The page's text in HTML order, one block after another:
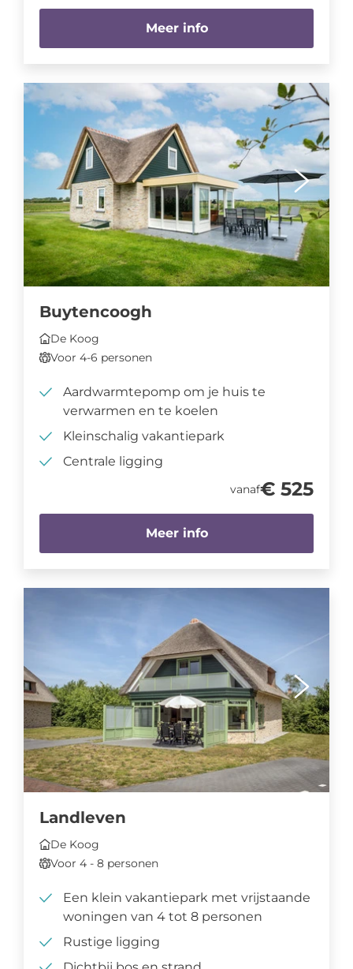
Meer info
Buytencoogh
De Koog
Voor 4-6 personen
Aardwarmtepomp om je huis te
verwarmen en te koelen
Kleinschalig vakantiepark
Centrale ligging
vanaf€ 525
Meer info
Landleven
De Koog
Voor 4 - 8 personen
Een klein vakantiepark met vrijstaande
woningen van 4 tot 8 personen
Rustige ligging